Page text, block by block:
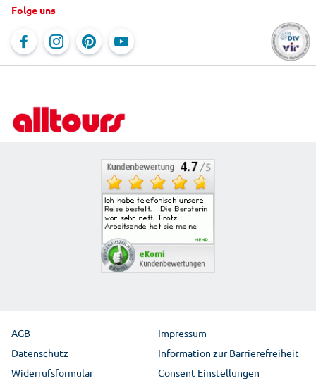
"mein alltours" App
Online-Kataloge
Reisebürosuche
Beförderungsbedingungen der Fluggesellschaften
Reiseblog
Rundreisen
Bahnanreise
Unternehmen
Jobs
Newsletter
Folge uns
AGB
Impressum
Datenschutz
Information zur Barrierefreiheit
Widerrufsformular
Consent Einstellungen